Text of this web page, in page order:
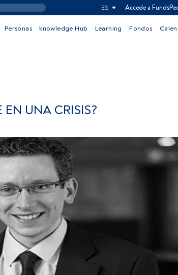
ES Accede a
Personas knowledge Hub Learning Fondos
EN UNA CRISIS?